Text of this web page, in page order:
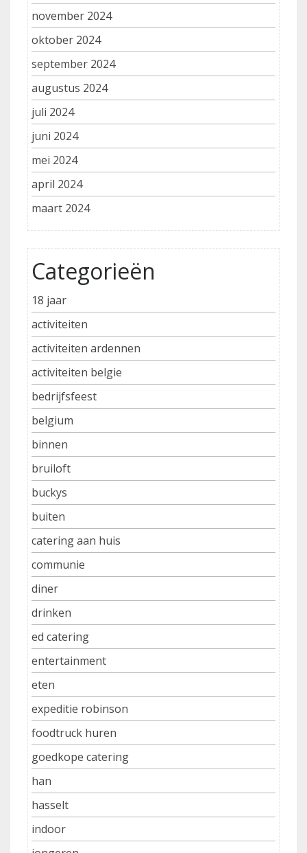
november 2024
oktober 2024
september 2024
augustus 2024
juli 2024
juni 2024
mei 2024
april 2024
maart 2024
Categorieën
18 jaar
activiteiten
activiteiten ardennen
activiteiten belgie
bedrijfsfeest
belgium
binnen
bruiloft
buckys
buiten
catering aan huis
communie
diner
drinken
ed catering
entertainment
eten
expeditie robinson
foodtruck huren
goedkope catering
han
hasselt
indoor